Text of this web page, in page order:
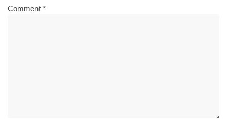
Comment *